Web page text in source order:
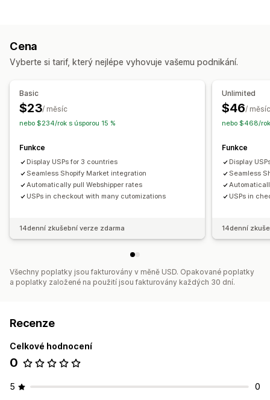
Cena
Vyberte si tarif, který nejlépe vyhovuje vašemu podnikání.
Basic
$23/ měsíc
nebo $234/rok s úsporou 15 %
Funkce
Display USPs for 3 countries
Seamless Shopify Market integration
Automatically pull Webshipper rates
USPs in checkout with many cutomizations
14denní zkušební verze zdarma
Unlimited
$46/ měsíc
nebo $468/
Funkce
Display
Seamless
USPs in
14denní
Všechny poplatky jsou fakturovány v měně USD. Opakované poplatky
a poplatky založené na použití jsou fakturovány každých 30 dní.
Recenze
Celkové hodnocení
0
5
0